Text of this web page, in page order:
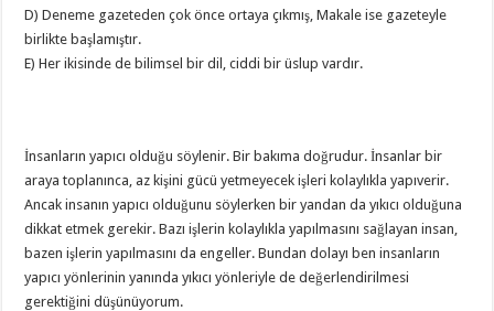
D) Deneme gazeteden çok önce ortaya çıkmış, Makale ise gazeteyle
birlikte başlamıştır.
E) Her ikisinde de bilimsel bir dil, ciddi bir üslup vardır.
İnsanların yapıcı olduğu söylenir. Bir bakıma doğrudur. İnsanlar bir
araya toplanınca, az kişini gücü yetmeyecek işleri kolaylıkla yapıverir.
Ancak insanın yapıcı olduğunu söylerken bir yandan da yıkıcı olduğuna
dikkat etmek gerekir. Bazı işlerin kolaylıkla yapılmasını sağlayan insan,
bazen işlerin yapılmasını da engeller. Bundan dolayı ben insanların
yapıcı yönlerinin yanında yıkıcı yönleriyle de değerlendirilmesi
gerektiğini düşünüyorum.